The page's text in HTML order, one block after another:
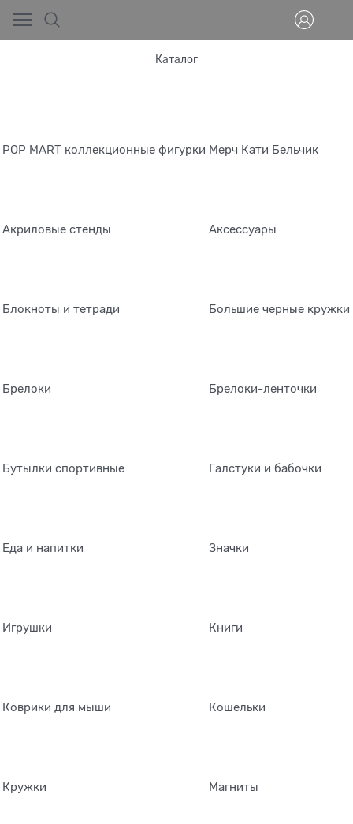
Каталог
POP MART коллекционные фигурки Мерч Кати Бельчик
Акриловые стенды Аксессуары
Блокноты и тетради Большие черные кружки
Брелоки Брелоки-ленточки
Бутылки спортивные Галстуки и бабочки
Еда и напитки Значки
Игрушки Книги
Коврики для мыши Кошельки
Кружки Магниты